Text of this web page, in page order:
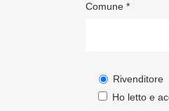
Comune *
Rivenditore
Ho letto e